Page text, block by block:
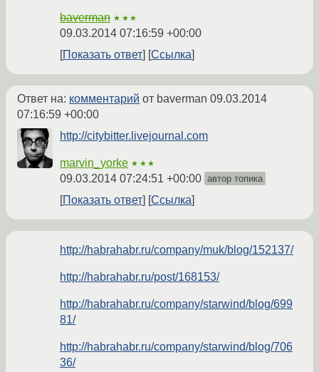
baverman ★★★
09.03.2014 07:16:59 +00:00
Показать ответ
Ссылка
Ответ на: комментарий от baverman 09.03.2014
07:16:59 +00:00
http://citybitter.livejournal.com
marvin_yorke ★★★
09.03.2014 07:24:51 +00:00 автор топика
Показать ответ Ссылка
http://habrahabr.ru/company/muk/blog/152137/
http://habrahabr.ru/post/168153/
http://habrahabr.ru/company/starwind/blog/699
81/
http://habrahabr.ru/company/starwind/blog/706
36/